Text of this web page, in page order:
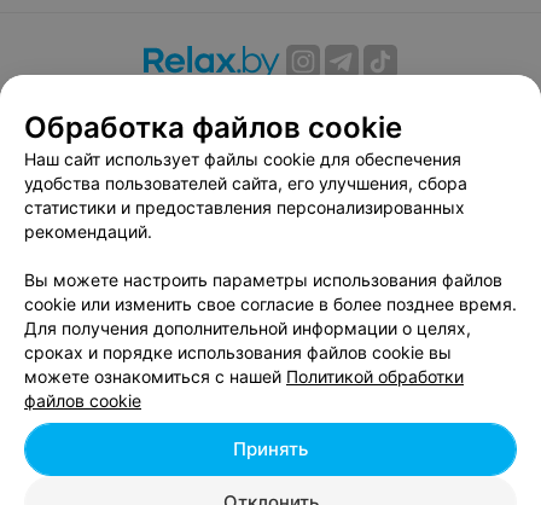
Вакансии
Публичный договор
Способы оплаты
Публичный договор по использованию сервиса
«Афиша»
Пользовательское соглашение
Связаться по вопросам сотрудничества
Написать руководителю relax.by
Персональные настройки cookie
Обработка персональных данных
Обработка файлов cookie
Наш сайт использует файлы cookie для обеспечения
удобства пользователей сайта, его улучшения, сбора
статистики и предоставления персонализированных
рекомендаций.
Вы можете настроить параметры использования файлов
cookie или изменить свое согласие в более позднее время.
Для получения дополнительной информации о целях,
сроках и порядке использования файлов cookie вы
можете ознакомиться с нашей Политикой обработки
файлов cookie
Принять